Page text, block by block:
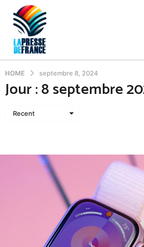
HOME septembre 8, 2024
Jour :8 septembre
Recent